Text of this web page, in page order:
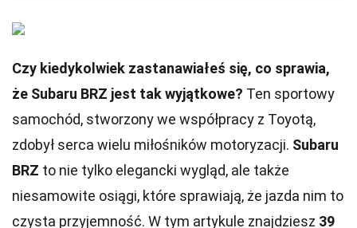
Czy kiedykolwiek zastanawiałeś się, co sprawia,
że Subaru BRZ jest tak wyjątkowe? Ten sportowy
samochód, stworzony we współpracy z Toyotą,
zdobył serca wielu miłośników motoryzacji. Subaru
BRZ to nie tylko elegancki wygląd, ale także
niesamowite osiągi, które sprawiają, że jazda nim to
czysta przyjemność. W tym artykule znajdziesz 39